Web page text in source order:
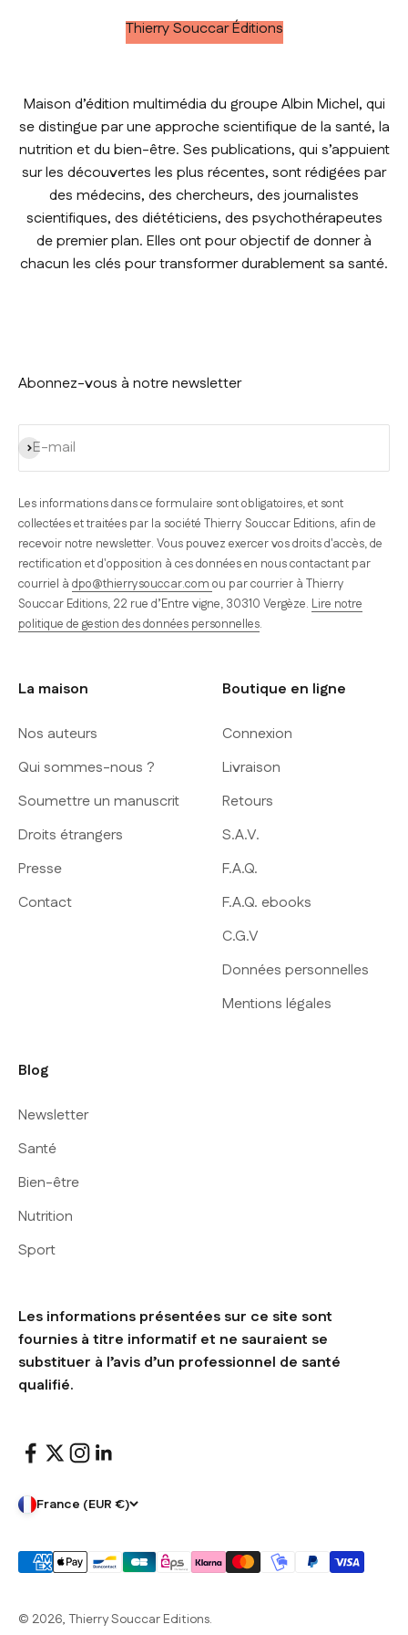
Thierry Souccar Éditions
Maison d’édition multimédia du groupe Albin Michel, qui
se distingue par une approche scientifique de la santé, la
nutrition et du bien-être. Ses publications, qui s’appuient
sur les découvertes les plus récentes, sont rédigées par
des médecins, des chercheurs, des journalistes
scientifiques, des diététiciens, des psychothérapeutes
de premier plan. Elles ont pour objectif de donner à
chacun les clés pour transformer durablement sa santé.
Abonnez-vous à notre newsletter
E-mail
S'inscrire
Les informations dans ce formulaire sont obligatoires, et sont
collectées et traitées par la société Thierry Souccar Editions, afin de
recevoir notre newsletter. Vous pouvez exercer vos droits d'accès, de
rectification et d'opposition à ces données en nous contactant par
courriel à dpo@thierrysouccar.com ou par courrier à Thierry
Souccar Editions, 22 rue d’Entre vigne, 30310 Vergèze. Lire notre
politique de gestion des données personnelles.
La maison
Nos auteurs
Qui sommes-nous ?
Soumettre un manuscrit
Droits étrangers
Presse
Contact
Boutique en ligne
Connexion
Livraison
Retours
S.A.V.
F.A.Q.
F.A.Q. ebooks
C.G.V
Données personnelles
Mentions légales
Blog
Newsletter
Santé
Bien-être
Nutrition
Sport
Les informations présentées sur ce site sont
fournies à titre informatif et ne sauraient se
substituer à l’avis d’un professionnel de santé
qualifié.
France (EUR €)
© 2026, Thierry Souccar Editions.